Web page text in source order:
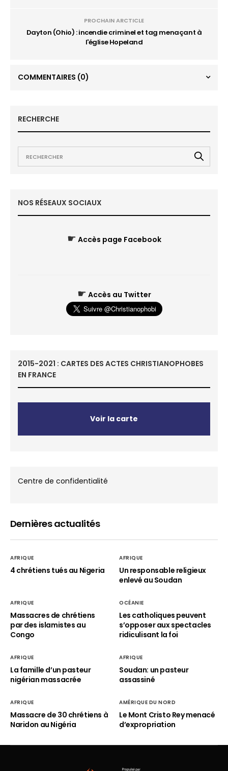
PROCHAIN ARCTICLE
Dayton (Ohio) : incendie criminel et tag menaçant à
l'église Hopeland
COMMENTAIRES (0)
RECHERCHE
NOS RÉSEAUX SOCIAUX
☛ Accès page Facebook
☛ Accès au Twitter
2015-2021 : CARTES DES ACTES CHRISTIANOPHOBES
EN FRANCE
Voir la carte
Centre de confidentialité
Dernières actualités
AFRIQUE
4 chrétiens tués au Nigeria
AFRIQUE
Un responsable religieux
enlevé au Soudan
AFRIQUE
Massacres de chrétiens
par des islamistes au
Congo
OCÉANIE
Les catholiques peuvent
s’opposer aux spectacles
ridiculisant la foi
AFRIQUE
La famille d’un pasteur
nigérian massacrée
AFRIQUE
Soudan: un pasteur
assassiné
AFRIQUE
Massacre de 30 chrétiens à
Naridon au Nigéria
AMÉRIQUE DU NORD
Le Mont Cristo Rey menacé
d’expropriation